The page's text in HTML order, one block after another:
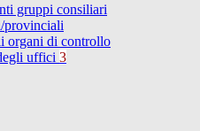
gruppi consiliari
provinciali
organi di controllo
uffici 3